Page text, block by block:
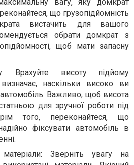
що грузопідйомність
вистачить для вашого
обрати домкрат з
щоб мати запасну
Врахуйте висоту підйому
наскільки високо ви
Важливо, щоб висота
для зручної роботи під
того, переконайтеся, що
фіксувати автомобіль в
Зверніть увагу на